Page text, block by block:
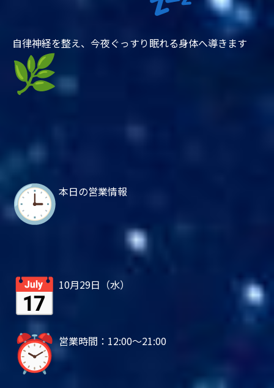
自律神経を整え、今夜ぐっすり眠れる身体へ導きます
本日の営業情報
10月29日（水）
営業時間：12:00～21:00